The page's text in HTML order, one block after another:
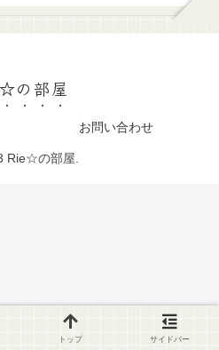
の部屋
お問い合わせ
Rie☆の部屋.
トップ サイドバー